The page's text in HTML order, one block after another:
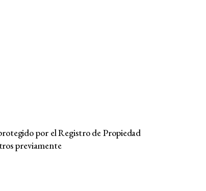
por el Registro de Propiedad
previamente